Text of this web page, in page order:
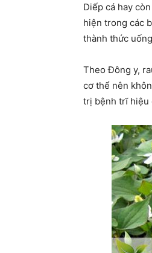
Diếp cá hay
hiện trong các
thành thức
Theo Đông y,
cơ thể nên
trị bệnh trĩ hiệu